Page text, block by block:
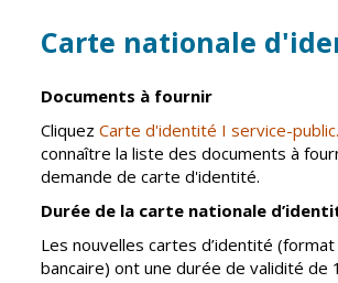
de soins
Pharmacies de
garde
Carte nationale
Documents à fournir
CliquezCarte d'identité I service-
connaître la liste des documents à
demande de carte d'identité.
Durée de la carte nationale
Les nouvelles cartes d’identité
bancaire) ont une durée de validité de